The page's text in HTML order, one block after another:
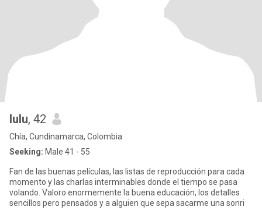
lulu, 42
Chía, Cundinamarca, Colombia
Seeking: Male 41 - 55
Fan de las buenas películas, las listas de reproducción para cada
momento y las charlas interminables donde el tiempo se pasa
volando. Valoro enormemente la buena educación, los detalles
sencillos pero pensados y a alguien que sepa sacarme una sonri